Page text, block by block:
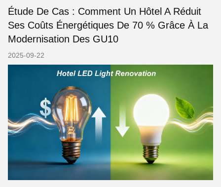
Étude De Cas : Comment Un Hôtel A Réduit
Ses Coûts Énergétiques De 70 % Grâce À La
Modernisation Des GU10
2025-09-22